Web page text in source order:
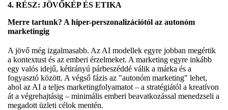
4. RÉSZ: JÖVŐKÉP ÉS ETIKA
Merre tartunk? A hiper-perszonalizációtól az autonóm
marketingig
A jövő még izgalmasabb. Az AI modellek egyre jobban megértik
a kontextust és az emberi érzelmeket. A marketing egyre inkább
egy valós idejű, kétirányú párbeszéddé válik a márka és a
fogyasztó között. A végső fázis az "autonóm marketing" lehet,
ahol az AI a teljes marketingfolyamatot – a stratégiától a kreatívon
át a végrehajtásig – minimális emberi beavatkozással menedzseli a
megadott üzleti célok mentén.